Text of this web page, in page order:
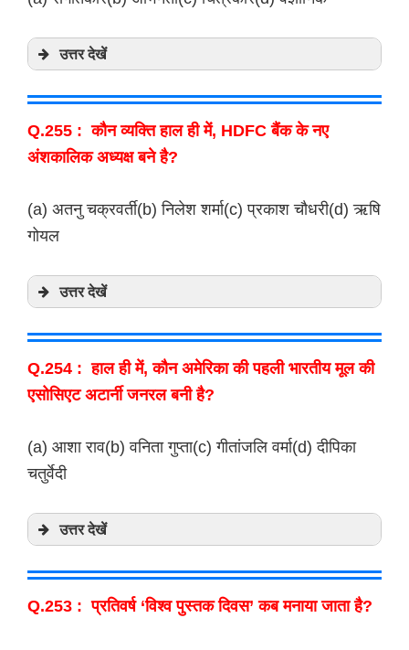
उत्तर देखें
Q.255 : कौन व्यक्ति हाल ही में, HDFC बैंक के नए
अंशकालिक अध्यक्ष बने है?
(a) अतनु चक्रवर्ती(b) निलेश शर्मा(c) प्रकाश चौधरी(d) ऋषि
गोयल
उत्तर देखें
Q.254 : हाल ही में, कौन अमेरिका की पहली भारतीय मूल की
एसोसिएट अटार्नी जनरल बनी है?
(a) आशा राव(b) वनिता गुप्ता(c) गीतांजलि वर्मा(d) दीपिका
चतुर्वेदी
उत्तर देखें
Q.253 : प्रतिवर्ष ‘विश्व पुस्तक दिवस’ कब मनाया जाता है?